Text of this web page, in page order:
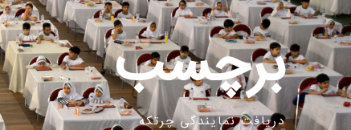
برچسب
دریافت نمایندگی چرتکه